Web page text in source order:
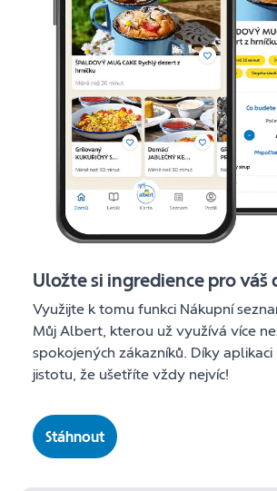
Uložte si ingredience pro váš
Využijte k tomu funkci Nákupní
Můj Albert, kterou už využívá více
spokojených zákazníků. Díky
jistotu, že ušetříte vždy nejvíc!
Stáhnout